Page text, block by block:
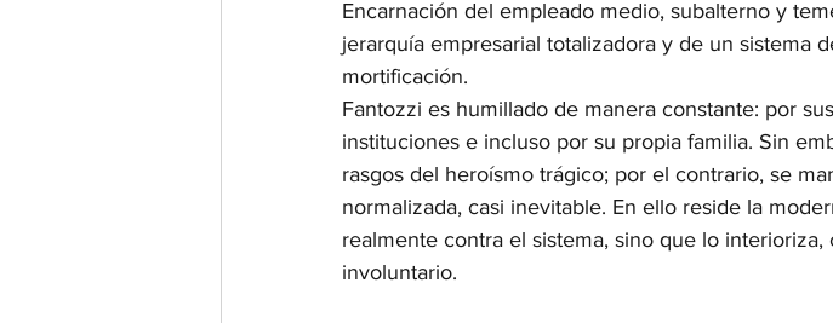
Encarnación del empleado medio, subalterno y
jerarquía empresarial totalizadora y de un sistema
mortificación.
Fantozzi es humillado de manera constante: por
instituciones e incluso por su propia familia. Sin
rasgos del heroísmo trágico; por el contrario, se
normalizada, casi inevitable. En ello reside la
realmente contra el sistema, sino que lo
involuntario.